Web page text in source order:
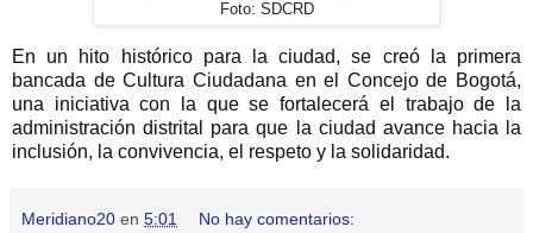
Foto: SDCRD
En un hito histórico para la ciudad, se creó la primera
bancada de Cultura Ciudadana en el Concejo de Bogotá,
una iniciativa con la que se fortalecerá el trabajo de la
administración distrital para que la ciudad avance hacia la
inclusión, la convivencia, el respeto y la solidaridad.
Meridiano20 en 5:01 No hay comentarios: